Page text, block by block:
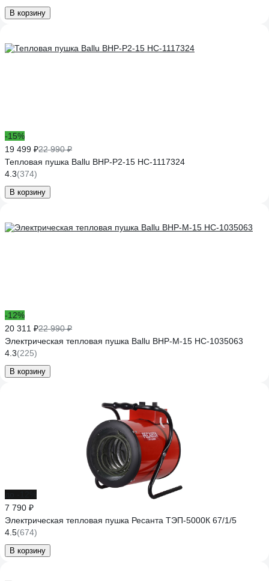
В корзину
-15%
19 499 ₽22 990 ₽
Тепловая пушка Ballu BHP-P2-15 НС-1117324
4.3(374)
В корзину
-12%
20 311 ₽22 990 ₽
Электрическая тепловая пушка Ballu BHP-M-15 НС-1035063
4.3(225)
В корзину
7 790 ₽
Электрическая тепловая пушка Ресанта ТЭП-5000К 67/1/5
4.5(674)
В корзину